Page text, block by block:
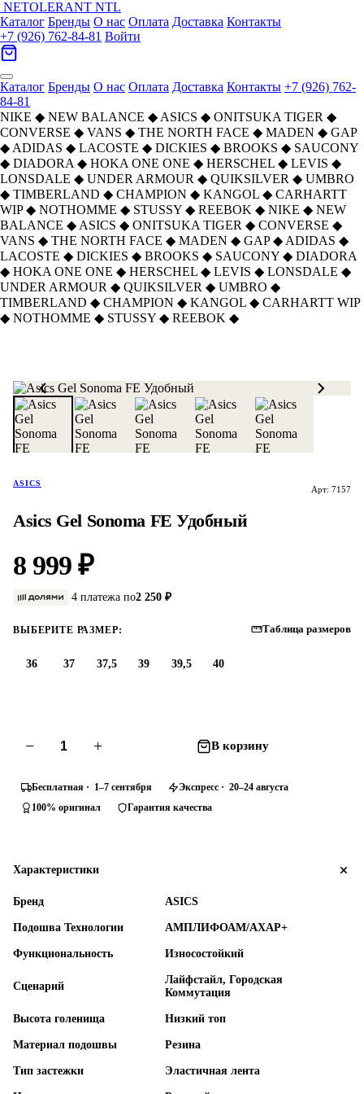
NETOLERANT NTL
Каталог Бренды О нас Оплата Доставка Контакты
+7 (926) 762-84-81 Войти
Каталог Бренды О нас Оплата Доставка Контакты +7 (926) 762-
84-81
NIKE ◆ NEW BALANCE ◆ ASICS ◆ ONITSUKA TIGER ◆
CONVERSE ◆ VANS ◆ THE NORTH FACE ◆ MADEN ◆ GAP
◆ ADIDAS ◆ LACOSTE ◆ DICKIES ◆ BROOKS ◆ SAUCONY
◆ DIADORA ◆ HOKA ONE ONE ◆ HERSCHEL ◆ LEVIS ◆
LONSDALE ◆ UNDER ARMOUR ◆ QUIKSILVER ◆ UMBRO
◆ TIMBERLAND ◆ CHAMPION ◆ KANGOL ◆ CARHARTT
WIP ◆ NOTHOMME ◆ STUSSY ◆ REEBOK ◆ NIKE ◆ NEW
BALANCE ◆ ASICS ◆ ONITSUKA TIGER ◆ CONVERSE ◆
VANS ◆ THE NORTH FACE ◆ MADEN ◆ GAP ◆ ADIDAS ◆
LACOSTE ◆ DICKIES ◆ BROOKS ◆ SAUCONY ◆ DIADORA
◆ HOKA ONE ONE ◆ HERSCHEL ◆ LEVIS ◆ LONSDALE ◆
UNDER ARMOUR ◆ QUIKSILVER ◆ UMBRO ◆
TIMBERLAND ◆ CHAMPION ◆ KANGOL ◆ CARHARTT WIP
◆ NOTHOMME ◆ STUSSY ◆ REEBOK ◆
ASICS
Арт: 7157
Asics Gel Sonoma FE Удобный
8 999 ₽
4 платежа по2 250 ₽
ВЫБЕРИТЕ РАЗМЕР: Таблица размеров
36 37 37,5 39 39,5 40
− + В корзину
Бесплатная · 1–7 сентября
Экспресс · 20–24 августа
100% оригинал
Гарантия качества
Характеристики
Бренд ASICS
Подошва Технологии АМПЛИФОАМ/АХАР+
Функциональность Износостойкий
Сценарий
Лайфстайл, Городская
Коммутация
Высота голенища Низкий топ
Материал подошвы Резина
Тип застежки Эластичная лента